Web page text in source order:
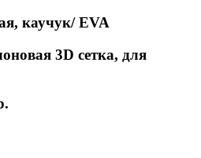
каучук/ EVA
3D сетка, для